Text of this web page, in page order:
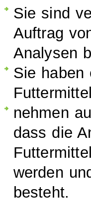
Sie sind
Auftrag
Analysen
Sie haben
nehmen
dass die
werden
besteht.